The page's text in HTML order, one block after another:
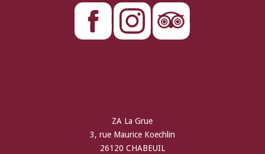
ZA La Grue
3, rue Maurice Koechlin
26120 CHABEUIL